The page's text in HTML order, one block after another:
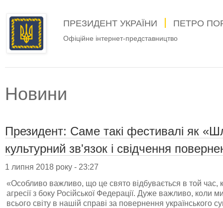
ПРЕЗИДЕНТ УКРАЇНИ ПЕТРО
Офіційне інтернет-представництво
Новини
Президент: Саме такі фестивалі як
культурний зв'язок і свідчення
1 липня 2018 року - 23:27
«Особливо важливо, що це свято відбувається в той час,
агресії з боку Російської Федерації. Дуже важливо, коли
всього світу в нашій справі за повернення українського